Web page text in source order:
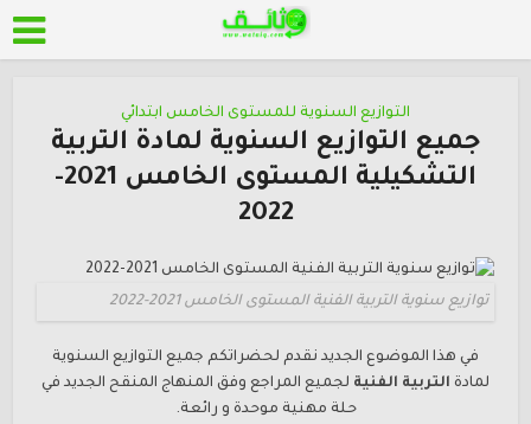
التوازيع السنوية للمستوى الخامس ابتدائي
جميع التوازيع السنوية لمادة التربية
التشكيلية المستوى الخامس 2021-
2022
توازيع سنوية التربية الفنية المستوى الخامس 2021-2022
في هذا الموضوع الجديد نقدم لحضراتكم جميع التوازيع السنوية
لمادة التربية الفنية لجميع المراجع وفق المنهاج المنقح الجديد في
حلة مهنية موحدة و رائعة.